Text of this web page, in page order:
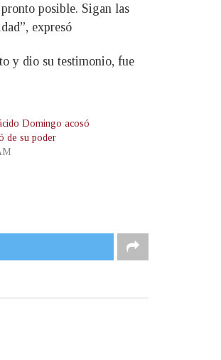
posible. Sigan las
expresó
y dio su testimonio, fue
Domingo acosó
de su poder